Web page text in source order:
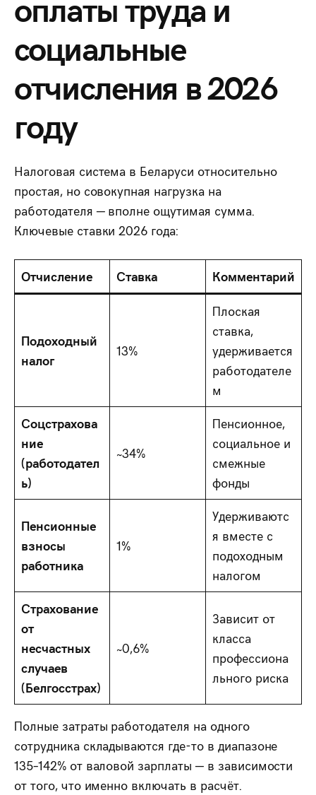
социальные
отчисления в 2026
году
Налоговая система в Беларуси относительно
простая, но совокупная нагрузка на
работодателя — вполне ощутимая сумма.
Ключевые ставки 2026 года:
Отчисление Ставка Комментарий
Подоходный
налог
13%
Плоская
ставка,
удерживается
работодателе
м
Соцстрахова
ние
(работодател
ь)
~34%
Пенсионное,
социальное и
смежные
фонды
Пенсионные
взносы
работника
1%
Удерживаютс
я вместе с
подоходным
налогом
Страхование
от
несчастных
случаев
(Белгосстрах)
~0,6%
Зависит от
класса
профессиона
льного риска
Полные затраты работодателя на одного
сотрудника складываются где-то в диапазоне
135–142% от валовой зарплаты — в зависимости
от того, что именно включать в расчёт.